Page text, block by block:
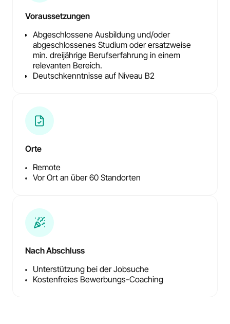
Voraussetzungen
Abgeschlossene Ausbildung und/oder
abgeschlossenes Studium oder ersatzweise
min. dreijährige Berufserfahrung in einem
relevanten Bereich.
Deutschkenntnisse auf Niveau B2
Orte
Remote
Vor Ort an über 60 Standorten
Nach Abschluss
Unterstützung bei der Jobsuche
Kostenfreies Bewerbungs-Coaching